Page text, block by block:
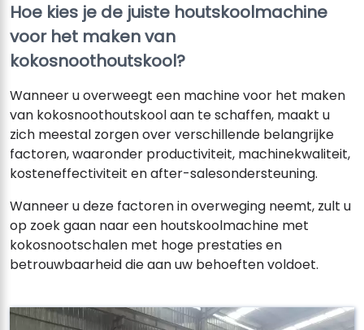
Hoe kies je de juiste houtskoolmachine
voor het maken van
kokosnoothoutskool?
Wanneer u overweegt een machine voor het maken
van kokosnoothoutskool aan te schaffen, maakt u
zich meestal zorgen over verschillende belangrijke
factoren, waaronder productiviteit, machinekwaliteit,
kosteneffectiviteit en after-salesondersteuning.
Wanneer u deze factoren in overweging neemt, zult u
op zoek gaan naar een houtskoolmachine met
kokosnootschalen met hoge prestaties en
betrouwbaarheid die aan uw behoeften voldoet.